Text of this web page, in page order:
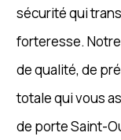
sécurité qui
forteresse.
de qualité, de
totale qui vous
de porte Saint-